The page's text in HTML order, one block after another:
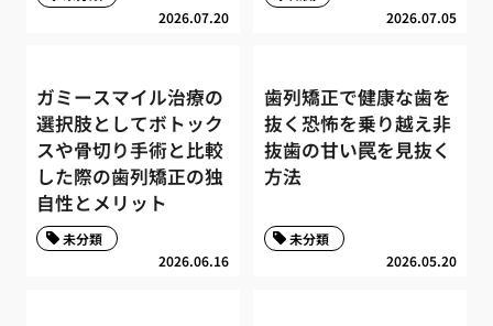
2026.07.20 2026.07.05
ガミースマイル治療の
選択肢としてボトック
スや骨切り手術と比較
した際の歯列矯正の独
自性とメリット
2026.06.16
未分類
歯列矯正で健康な歯を
抜く恐怖を乗り越え非
抜歯の甘い罠を見抜く
方法
2026.05.20
未分類